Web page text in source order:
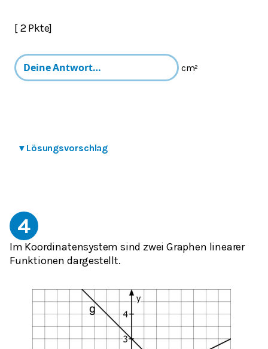
[ 2 Pkte]
cm²
▾ Lösungsvorschlag
4
Im Koordinatensystem sind zwei Graphen linearer
Funktionen dargestellt.